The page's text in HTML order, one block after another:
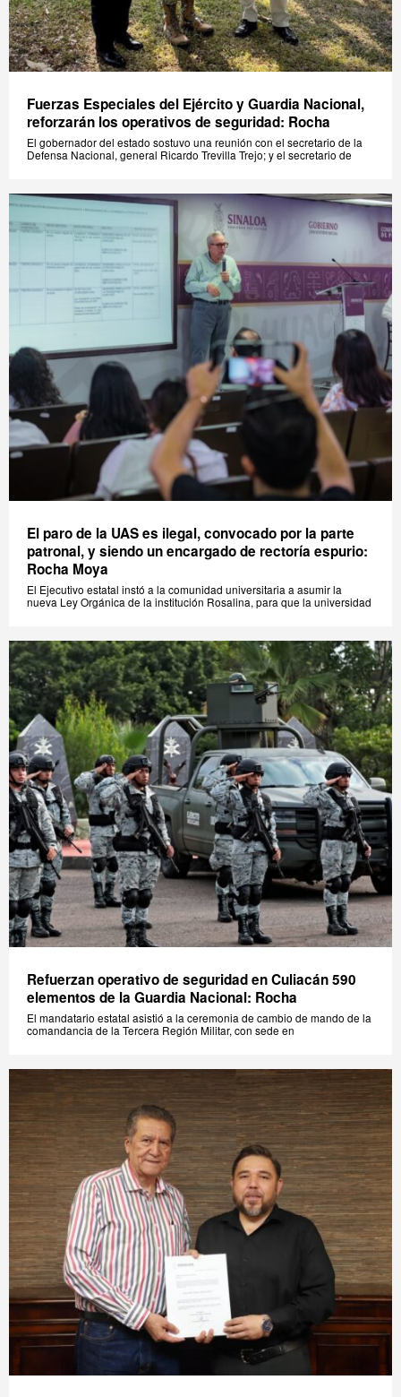
Fuerzas Especiales del Ejército y Guardia Nacional,
reforzarán los operativos de seguridad: Rocha
El gobernador del estado sostuvo una reunión con el secretario de la
Defensa Nacional, general Ricardo Trevilla Trejo; y el secretario de
El paro de la UAS es ilegal, convocado por la parte
patronal, y siendo un encargado de rectoría espurio:
Rocha Moya
El Ejecutivo estatal instó a la comunidad universitaria a asumir la
nueva Ley Orgánica de la institución Rosalina, para que la universidad
Refuerzan operativo de seguridad en Culiacán 590
elementos de la Guardia Nacional: Rocha
El mandatario estatal asistió a la ceremonia de cambio de mando de la
comandancia de la Tercera Región Militar, con sede en